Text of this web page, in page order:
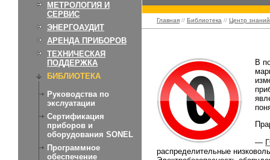
МЕТРОЛОГИЯ И
СЕРВИС
ЭНЕРГОАУДИТ
АРЕНДА ПРИБОРОВ
ТЕХНИЧЕСКАЯ
ПОДДЕРЖКА
БИБЛИОТЕКА
Руководства по
экслуатации
Сертификация
приборов и
оборудования SONEL
Программное
обеспечение
Главная // Библиотека // Центр знаний
В
—
распределительные